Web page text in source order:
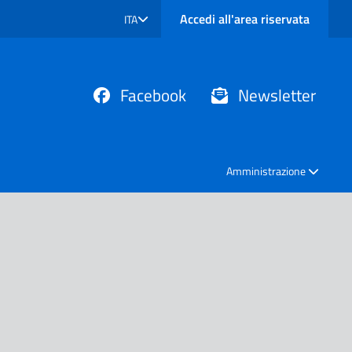
SELEZIONE LINGUA: LINGUA SELEZIONATA
ITA Accedi all'area riservata
Facebook Newsletter
Amministrazione